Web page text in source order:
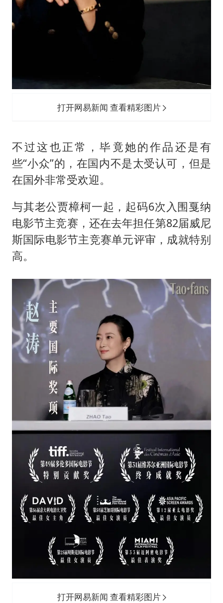
打开网易新闻 查看精彩图片
不过这也正常，毕竟她的作品还是有
些“小众”的，在国内不是太受认可，但是
在国外非常受欢迎。
与其老公贾樟柯一起，起码6次入围戛纳
电影节主竞赛，还在去年担任第82届威尼
斯国际电影节主竞赛单元评审，成就特别
高。
打开网易新闻 查看精彩图片